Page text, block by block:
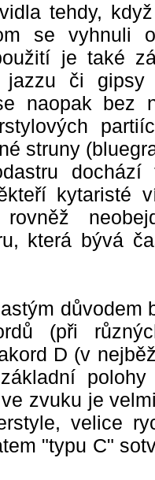
tehdy,
se vyhnuli
je také
jazzu či gipsy
naopak bez
struny
kytaristé
rovněž
která bývá
důvodem
(při
D (v
zvuku je
velice
"typu C"